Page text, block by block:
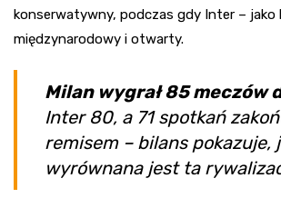
konserwatywny, podczas gdy Inter – jako
międzynarodowy i otwarty.
Milan wygrał 85 meczów
Inter 80, a 71 spotkań
remisem – bilans pokazuje,
wyrównana jest ta